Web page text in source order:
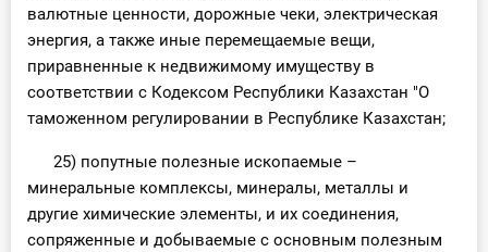
валютные ценности, дорожные чеки, электрическая
энергия, а также иные перемещаемые вещи,
приравненные к недвижимому имуществу в
соответствии с Кодексом Республики Казахстан "О
таможенном регулировании в Республике Казахстан;
25) попутные полезные ископаемые –
минеральные комплексы, минералы, металлы и
другие химические элементы, и их соединения,
сопряженные и добываемые с основным полезным